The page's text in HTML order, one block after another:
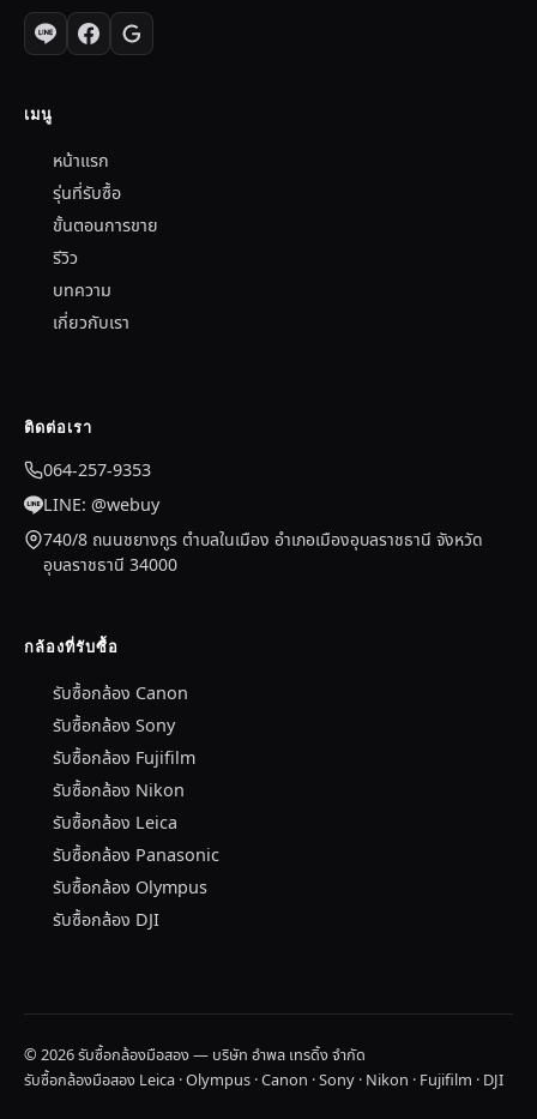
เมนู
หน้าแรก
รุ่นที่รับซื้อ
ขั้นตอนการขาย
รีวิว
บทความ
เกี่ยวกับเรา
ติดต่อเรา
064-257-9353
LINE: @webuy
740/8 ถนนชยางกูร ตำบลในเมือง อำเภอเมืองอุบลราชธานี จังหวัด
อุบลราชธานี 34000
กล้องที่รับซื้อ
รับซื้อกล้อง Canon
รับซื้อกล้อง Sony
รับซื้อกล้อง Fujifilm
รับซื้อกล้อง Nikon
รับซื้อกล้อง Leica
รับซื้อกล้อง Panasonic
รับซื้อกล้อง Olympus
รับซื้อกล้อง DJI
© 2026 รับซื้อกล้องมือสอง — บริษัท อำพล เทรดิ้ง จำกัด
รับซื้อกล้องมือสอง Leica · Olympus · Canon · Sony · Nikon · Fujifilm · DJI